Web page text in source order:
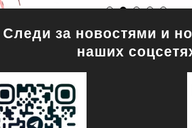
косметика
Следи за новостями и
наших